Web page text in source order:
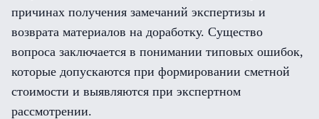
причинах получения замечаний экспертизы и
возврата материалов на доработку. Существо
вопроса заключается в понимании типовых ошибок,
которые допускаются при формировании сметной
стоимости и выявляются при экспертном
рассмотрении.